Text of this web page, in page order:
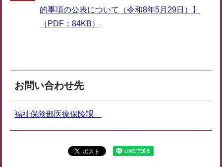
的事項の公表について（令和8年5月29日）】
（PDF：84KB）
お問い合わせ先
福祉保険部医療保険課